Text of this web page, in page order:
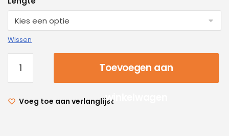
Wissen
Toevoegen aan
winkelwagen
Voeg toe aan verlanglijst